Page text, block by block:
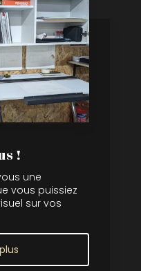
!
une
vous puissiez
sur vos